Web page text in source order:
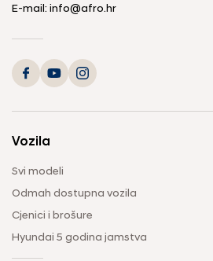
E-mail: info@afro.hr
Vozila
Svi modeli
Odmah dostupna vozila
Cjenici i brošure
Hyundai 5 godina jamstva